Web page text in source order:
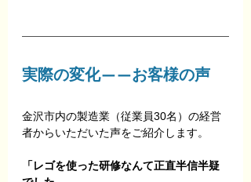
実際の変化——お客様の声
金沢市内の製造業（従業員30名）の経営
者からいただいた声をご紹介します。
「レゴを使った研修なんて正直半信半疑